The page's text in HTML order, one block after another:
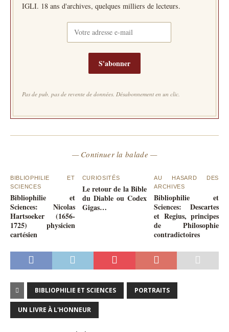
IGLI. 18 ans d'archives, quelques milliers de lecteurs.
S'abonner
Pas de pub, pas de revente de données. Désabonnement en un clic.
— Continuer la balade —
BIBLIOPHILIE ET
SCIENCES
Bibliophilie et
Sciences: Nicolas
Hartsoeker (1656-
1725) physicien
cartésien
CURIOSITÉS
Le retour de la Bible
du Diable ou Codex
Gigas…
AU HASARD DES
ARCHIVES
Bibliophilie et
Sciences: Descartes
et Regius, principes
de Philosophie
contradictoires
BIBLIOPHILIE ET SCIENCES PORTRAITS
UN LIVRE À L'HONNEUR